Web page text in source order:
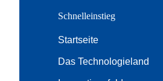
Schnelleinstieg
Startseite
Das Technologieland